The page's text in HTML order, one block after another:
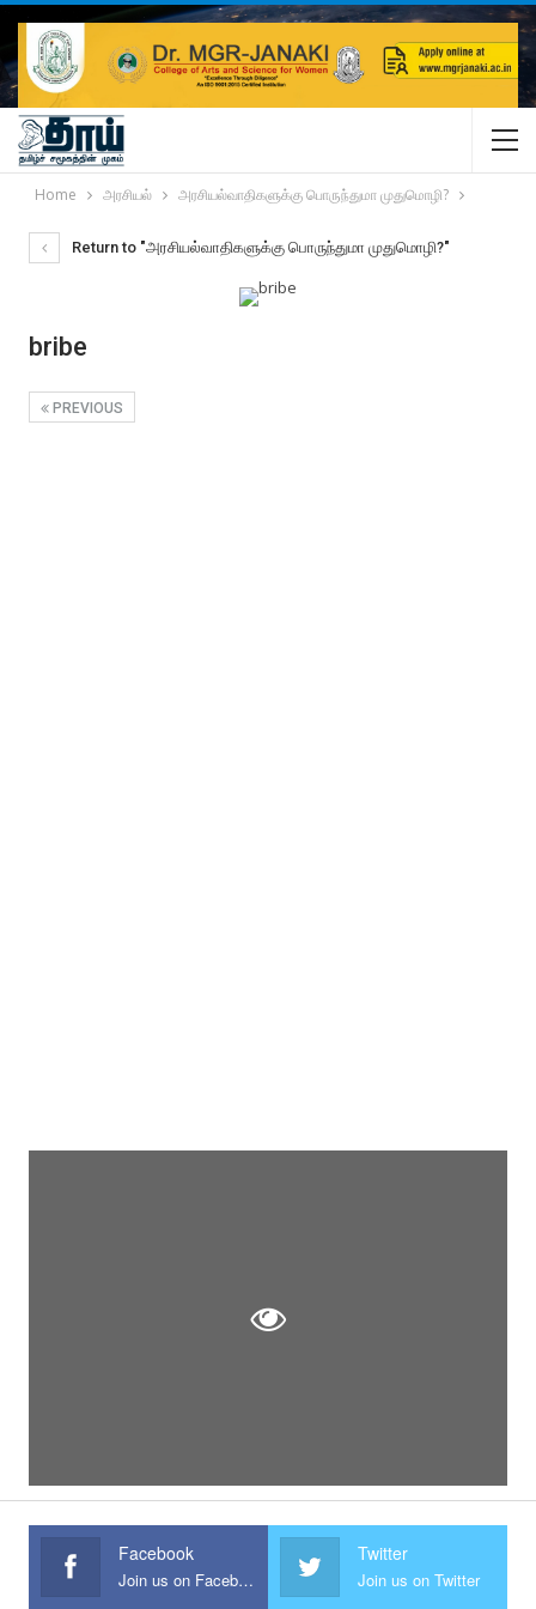
Home அரசியல் அரசியல்வாதிகளுக்கு பொருந்துமா முதுமொழி?
Return to "அரசியல்வாதிகளுக்கு பொருந்துமா முதுமொழி?"
bribe
PREVIOUS
Facebook
Join us on Facebook
Twitter
Join us on Twitter